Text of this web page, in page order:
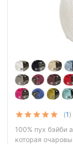
(1)
100% пух бэйби
которая